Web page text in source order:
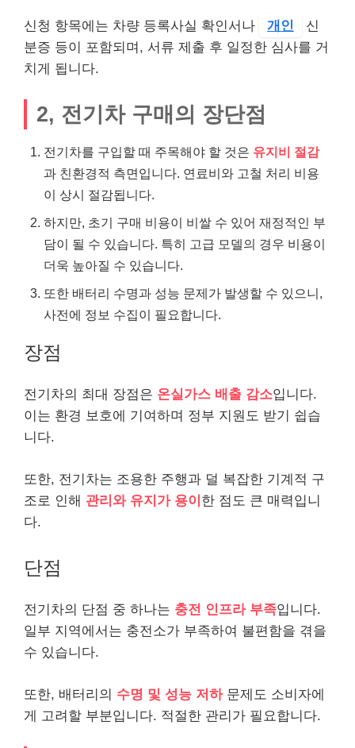
신청 항목에는 차량 등록사실 확인서나 개인
신
분증 등이 포함되며, 서류 제출 후 일정한 심사를 거
치게 됩니다.
2, 전기차 구매의 장단점
전기차를 구입할 때 주목해야 할 것은 유지비 절감
과 친환경적 측면입니다. 연료비와 고철 처리 비용
이 상시 절감됩니다.
하지만, 초기 구매 비용이 비쌀 수 있어 재정적인 부
담이 될 수 있습니다. 특히 고급 모델의 경우 비용이
더욱 높아질 수 있습니다.
또한 배터리 수명과 성능 문제가 발생할 수 있으니,
사전에 정보 수집이 필요합니다.
장점
전기차의 최대 장점은 온실가스 배출 감소입니다.
이는 환경 보호에 기여하며 정부 지원도 받기 쉽습
니다.
또한, 전기차는 조용한 주행과 덜 복잡한 기계적 구
조로 인해 관리와 유지가 용이 한 점도 큰 매력입니
다.
단점
전기차의 단점 중 하나는 충전 인프라 부족입니다.
일부 지역에서는 충전소가 부족하여 불편함을 겪을
수 있습니다.
또한, 배터리의 수명 및 성능 저하문제도 소비자에
게 고려할 부분입니다. 적절한 관리가 필요합니다.